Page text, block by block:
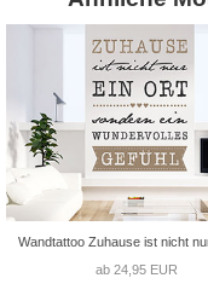
Wandtattoo Zuhause ist nicht
ab 24,95 EUR